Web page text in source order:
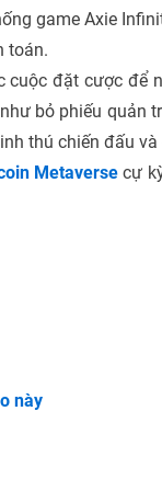
game Axie
toán.
đặt cược để
bỏ phiếu quản
thú chiến đấu
Metaverse cự
này